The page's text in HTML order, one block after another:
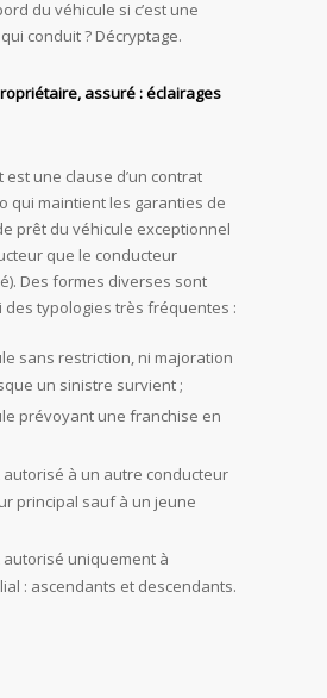
du véhicule si c’est une
conduit ? Décryptage.
assuré : éclairages
est une clause d’un contrat
qui maintient les garanties de
prêt du véhicule exceptionnel
que le conducteur
Des formes diverses sont
des typologies très fréquentes :
sans restriction, ni majoration
un sinistre survient ;
prévoyant une franchise en
à un autre conducteur
principal sauf à un jeune
uniquement à
: ascendants et descendants.